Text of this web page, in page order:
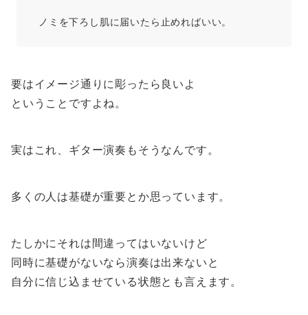
ノミを下ろし肌に届いたら止めればいい。
要はイメージ通りに彫ったら良いよ
ということですよね。
実はこれ、ギター演奏もそうなんです。
多くの人は基礎が重要とか思っています。
たしかにそれは間違ってはいないけど
同時に基礎がないなら演奏は出来ないと
自分に信じ込ませている状態とも言えます。